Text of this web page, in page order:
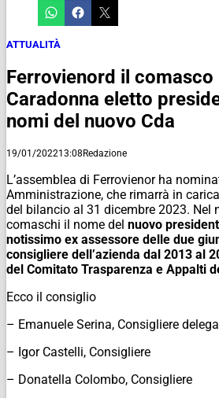
ATTUALITÀ
Ferrovienord il comasco
Caradonna eletto
nomi del nuovo Cda
19/01/202213:08Redazione
L’assemblea di Ferrovienor ha
Amministrazione, che rimarrà in
del bilancio al 31 dicembre 2023. Nel
comaschi il nome del nuovo
notissimo ex assessore delle due
consigliere dell’azienda dal 2013 al
del Comitato Trasparenza e Appalti
Ecco il consiglio
– Emanuele Serina, Consigliere
– Igor Castelli, Consigliere
– Donatella Colombo, Consigliere